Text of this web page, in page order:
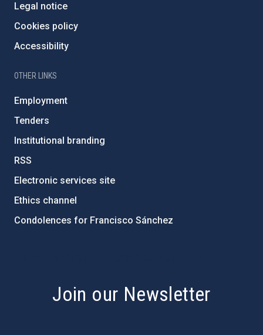
Legal notice
Cookies policy
Accessibility
OTHER LINKS
Employment
Tenders
Institutional branding
RSS
Electronic services site
Ethics channel
Condolences for Francisco Sánchez
Join our Newsletter